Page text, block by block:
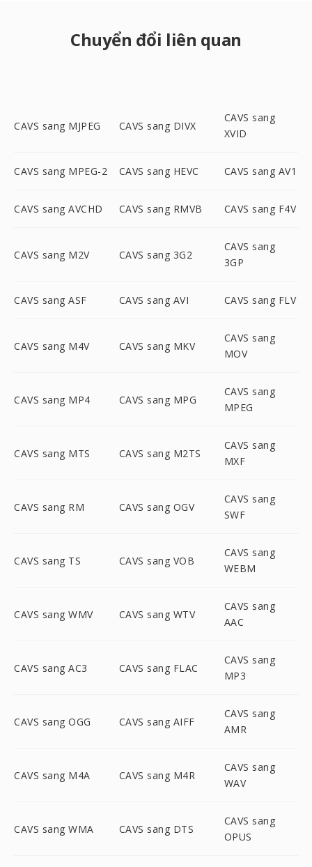
Chuyển đổi liên quan
CAVS sang MJPEG CAVS sang DIVX
CAVS sang
XVID
CAVS sang MPEG-2 CAVS sang HEVC CAVS sang AV1
CAVS sang AVCHD CAVS sang RMVB CAVS sang F4V
CAVS sang M2V CAVS sang 3G2
CAVS sang
3GP
CAVS sang ASF CAVS sang AVI CAVS sang FLV
CAVS sang M4V CAVS sang MKV
CAVS sang
MOV
CAVS sang MP4 CAVS sang MPG
CAVS sang
MPEG
CAVS sang MTS CAVS sang M2TS
CAVS sang
MXF
CAVS sang RM CAVS sang OGV
CAVS sang
SWF
CAVS sang TS CAVS sang VOB
CAVS sang
WEBM
CAVS sang WMV CAVS sang WTV
CAVS sang
AAC
CAVS sang AC3 CAVS sang FLAC
CAVS sang
MP3
CAVS sang OGG CAVS sang AIFF
CAVS sang
AMR
CAVS sang M4A CAVS sang M4R
CAVS sang
WAV
CAVS sang WMA CAVS sang DTS
CAVS sang
OPUS